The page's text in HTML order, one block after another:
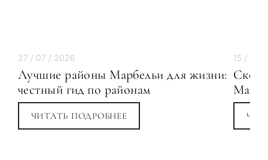
27 / 07 / 2026
Лучшие районы Марбельи для жизни:
честный гид по районам
ЧИТАТЬ ПОДРОБНЕЕ
15 / 07